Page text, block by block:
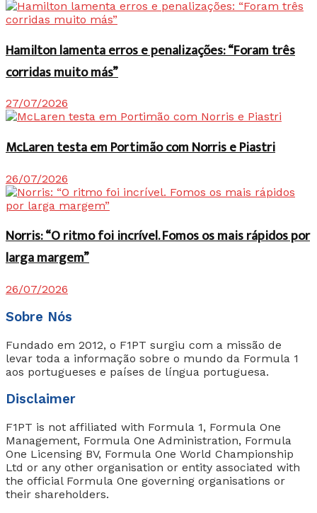
Hamilton lamenta erros e penalizações: “Foram três
corridas muito más”
27/07/2026
McLaren testa em Portimão com Norris e Piastri
26/07/2026
Norris: “O ritmo foi incrível. Fomos os mais rápidos por
larga margem”
26/07/2026
Sobre Nós
Fundado em 2012, o F1PT surgiu com a missão de
levar toda a informação sobre o mundo da Formula 1
aos portugueses e países de língua portuguesa.
Disclaimer
F1PT is not affiliated with Formula 1, Formula One
Management, Formula One Administration, Formula
One Licensing BV, Formula One World Championship
Ltd or any other organisation or entity associated with
the official Formula One governing organisations or
their shareholders.